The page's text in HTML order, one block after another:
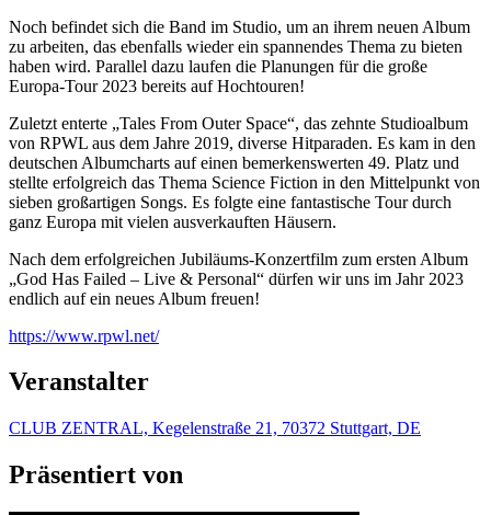
Noch befindet sich die Band im Studio, um an ihrem neuen Album
zu arbeiten, das ebenfalls wieder ein spannendes Thema zu bieten
haben wird. Parallel dazu laufen die Planungen für die große
Europa-Tour 2023 bereits auf Hochtouren!
Zuletzt enterte „Tales From Outer Space“, das zehnte Studioalbum
von RPWL aus dem Jahre 2019, diverse Hitparaden. Es kam in den
deutschen Albumcharts auf einen bemerkenswerten 49. Platz und
stellte erfolgreich das Thema Science Fiction in den Mittelpunkt von
sieben großartigen Songs. Es folgte eine fantastische Tour durch
ganz Europa mit vielen ausverkauften Häusern.
Nach dem erfolgreichen Jubiläums-Konzertfilm zum ersten Album
„God Has Failed – Live & Personal“ dürfen wir uns im Jahr 2023
endlich auf ein neues Album freuen!
https://www.rpwl.net/
Veranstalter
CLUB ZENTRAL, Kegelenstraße 21, 70372 Stuttgart, DE
Präsentiert von